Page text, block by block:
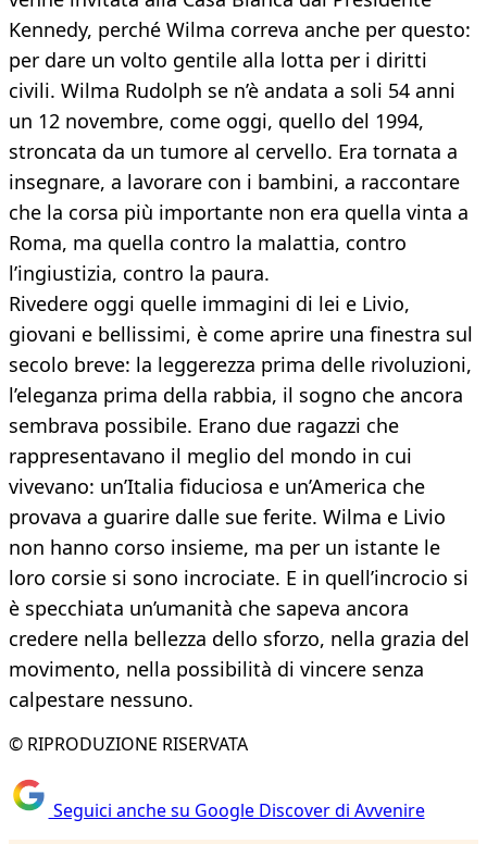
Kennedy, perché Wilma correva anche per questo:
per dare un volto gentile alla lotta per i diritti
civili. Wilma Rudolph se n’è andata a soli 54 anni
un 12 novembre, come oggi, quello del 1994,
stroncata da un tumore al cervello. Era tornata a
insegnare, a lavorare con i bambini, a raccontare
che la corsa più importante non era quella vinta a
Roma, ma quella contro la malattia, contro
l’ingiustizia, contro la paura.
Rivedere oggi quelle immagini di lei e Livio,
giovani e bellissimi, è come aprire una finestra sul
secolo breve: la leggerezza prima delle rivoluzioni,
l’eleganza prima della rabbia, il sogno che ancora
sembrava possibile. Erano due ragazzi che
rappresentavano il meglio del mondo in cui
vivevano: un’Italia fiduciosa e un’America che
provava a guarire dalle sue ferite. Wilma e Livio
non hanno corso insieme, ma per un istante le
loro corsie si sono incrociate. E in quell’incrocio si
è specchiata un’umanità che sapeva ancora
credere nella bellezza dello sforzo, nella grazia del
movimento, nella possibilità di vincere senza
calpestare nessuno.
© RIPRODUZIONE RISERVATA
Seguici anche su Google Discover di Avvenire